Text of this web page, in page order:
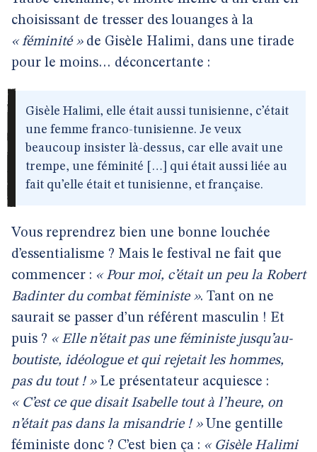
choisissant de tresser des louanges à la
« féminité »de Gisèle Halimi, dans une tirade
pour le moins… déconcertante :
Gisèle Halimi, elle était aussi tunisienne, c’était
une femme franco-tunisienne. Je veux
beaucoup insister là-dessus, car elle avait une
trempe, une féminité […] qui était aussi liée au
fait qu’elle était et tunisienne, et française.
Vous reprendrez bien une bonne louchée
d’essentialisme ? Mais le festival ne fait que
commencer : « Pour moi, c’était un peu la Robert
Badinter du combat féministe ». Tant on ne
saurait se passer d’un référent masculin ! Et
puis ? « Elle n’était pas une féministe jusqu’au-
boutiste, idéologue et qui rejetait les hommes,
pas du tout ! »Le présentateur acquiesce :
« C’est ce que disait Isabelle tout à l’heure, on
n’était pas dans la misandrie ! »Une gentille
féministe donc ? C’est bien ça : « Gisèle Halimi